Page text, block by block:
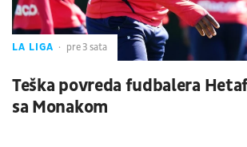
LA LIGA pre 3 sata
Teška povreda fudbalera
sa Monakom